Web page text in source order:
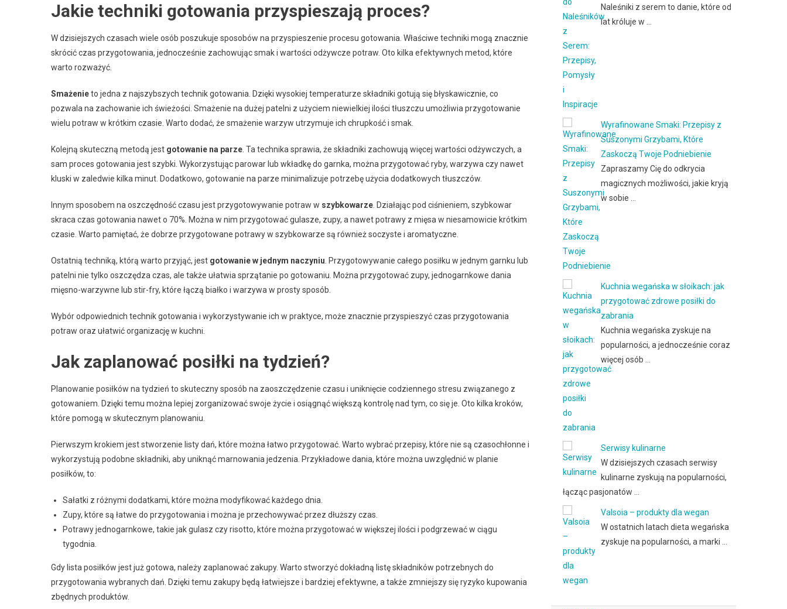
Jakie techniki gotowania przyspieszają proces?
W dzisiejszych czasach wiele osób poszukuje sposobów na przyspieszenie procesu gotowania. Właściwe techniki mogą znacznie
skrócić czas przygotowania, jednocześnie zachowując smak i wartości odżywcze potraw. Oto kilka efektywnych metod, które
warto rozważyć.
Smażenieto jedna z najszybszych technik gotowania. Dzięki wysokiej temperaturze składniki gotują się błyskawicznie, co
pozwala na zachowanie ich świeżości. Smażenie na dużej patelni z użyciem niewielkiej ilości tłuszczu umożliwia przygotowanie
wielu potraw w krótkim czasie. Warto dodać, że smażenie warzyw utrzymuje ich chrupkość i smak.
Kolejną skuteczną metodą jest gotowanie na parze. Ta technika sprawia, że składniki zachowują więcej wartości odżywczych, a
sam proces gotowania jest szybki. Wykorzystując parowar lub wkładkę do garnka, można przygotować ryby, warzywa czy nawet
kluski w zaledwie kilka minut. Dodatkowo, gotowanie na parze minimalizuje potrzebę użycia dodatkowych tłuszczów.
Innym sposobem na oszczędność czasu jest przygotowywanie potraw w szybkowarze. Działając pod ciśnieniem, szybkowar
skraca czas gotowania nawet o 70%. Można w nim przygotować gulasze, zupy, a nawet potrawy z mięsa w niesamowicie krótkim
czasie. Warto pamiętać, że dobrze przygotowane potrawy w szybkowarze są również soczyste i aromatyczne.
Ostatnią techniką, którą warto przyjąć, jest gotowanie w jednym naczyniu. Przygotowywanie całego posiłku w jednym garnku lub
patelni nie tylko oszczędza czas, ale także ułatwia sprzątanie po gotowaniu. Można przygotować zupy, jednogarnkowe dania
mięsno-warzywne lub stir-fry, które łączą białko i warzywa w prosty sposób.
Wybór odpowiednich technik gotowania i wykorzystywanie ich w praktyce, może znacznie przyspieszyć czas przygotowania
potraw oraz ułatwić organizację w kuchni.
Jak zaplanować posiłki na tydzień?
Planowanie posiłków na tydzień to skuteczny sposób na zaoszczędzenie czasu i uniknięcie codziennego stresu związanego z
gotowaniem. Dzięki temu można lepiej zorganizować swoje życie i osiągnąć większą kontrolę nad tym, co się je. Oto kilka kroków,
które pomogą w skutecznym planowaniu.
Pierwszym krokiem jest stworzenie listy dań, które można łatwo przygotować. Warto wybrać przepisy, które nie są czasochłonne i
wykorzystują podobne składniki, aby uniknąć marnowania jedzenia. Przykładowe dania, które można uwzględnić w planie
posiłków, to:
Sałatki z różnymi dodatkami, które można modyfikować każdego dnia.
Zupy, które są łatwe do przygotowania i można je przechowywać przez dłuższy czas.
Potrawy jednogarnkowe, takie jak gulasz czy risotto, które można przygotować w większej ilości i podgrzewać w ciągu
tygodnia.
Gdy lista posiłków jest już gotowa, należy zaplanować zakupy. Warto stworzyć dokładną listę składników potrzebnych do
przygotowania wybranych dań. Dzięki temu zakupy będą łatwiejsze i bardziej efektywne, a także zmniejszy się ryzyko kupowania
zbędnych produktów.
Naleśniki z serem to danie, które od
lat króluje w …
Wyrafinowane Smaki: Przepisy z
Suszonymi Grzybami, Które
Zaskoczą Twoje Podniebienie
Zapraszamy Cię do odkrycia
magicznych możliwości, jakie kryją
w sobie …
Kuchnia wegańska w słoikach: jak
przygotować zdrowe posiłki do
zabrania
Kuchnia wegańska zyskuje na
popularności, a jednocześnie coraz
więcej osób …
Serwisy kulinarne
W dzisiejszych czasach serwisy
kulinarne zyskują na popularności,
łącząc pasjonatów …
Valsoia – produkty dla wegan
W ostatnich latach dieta wegańska
zyskuje na popularności, a marki …